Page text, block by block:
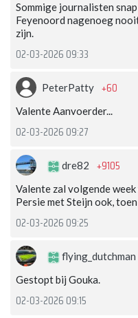
Sommige journalisten
Feyenoord nagenoeg
zijn.
02-03-2026 09:33
PeterPatty +60
Valente Aanvoerder...
02-03-2026 09:27
dre82 +9105
Valente zal volgende
Persie met Steijn ook,
02-03-2026 09:25
flying_dutchman
Gestopt bij Gouka.
02-03-2026 09:15